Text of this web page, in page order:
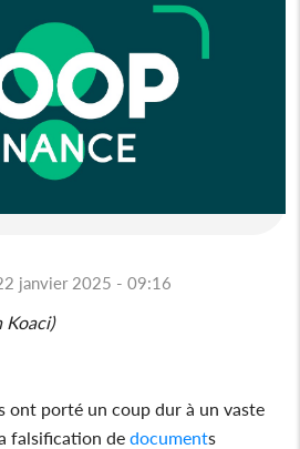
janvier 2025 - 09:16
Koaci)
ont porté un coup dur à un vaste
falsification dedocuments